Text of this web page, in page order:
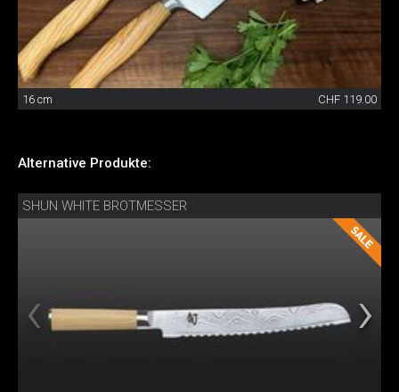
16 cm CHF 119.00
Alternative Produkte:
SHUN WHITE BROTMESSER